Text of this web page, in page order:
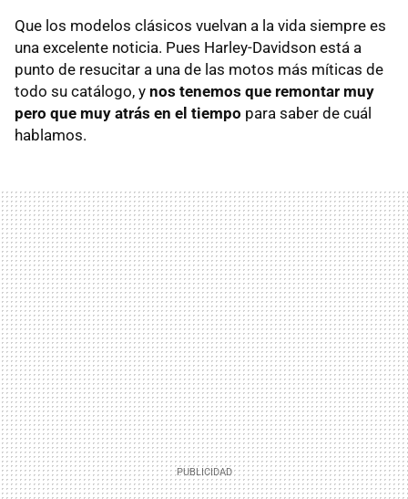
Que los modelos clásicos vuelvan a la vida siempre es
una excelente noticia. Pues Harley-Davidson está a
punto de resucitar a una de las motos más míticas de
todo su catálogo, y nos tenemos que remontar muy
pero que muy atrás en el tiempo para saber de cuál
hablamos.